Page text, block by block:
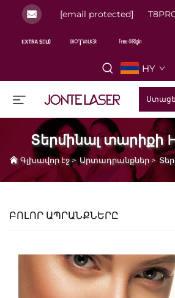
[email protected]
HY
Տերմինալ տարիքի
Գլխավոր էջ>Արտադրանքներ>
ԲՈԼՈՐ ԱՊՐԱՆՔՆԵՐԸ